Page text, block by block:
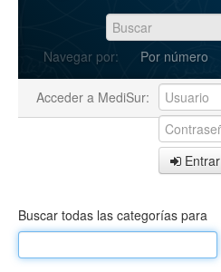
Navegar por: Por número
Acceder a MediSur:
Entrar
Buscar todas las categorías para